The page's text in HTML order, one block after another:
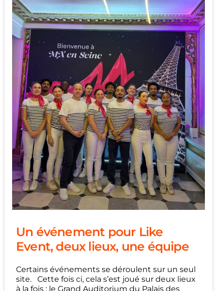
Un événement pour Like
Event, deux lieux, une équipe
Certains événements se déroulent sur un seul
site. Cette fois ci, cela s’est joué sur deux lieux
à la fois : le Grand Auditorium du Palais des